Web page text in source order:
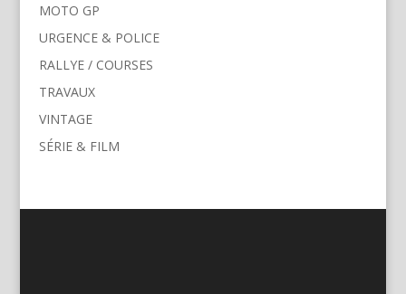
MOTO GP
URGENCE & POLICE
RALLYE / COURSES
TRAVAUX
VINTAGE
SÉRIE & FILM